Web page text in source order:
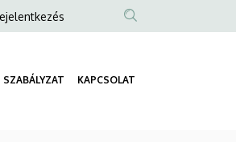
SZABÁLYZAT KAPCSOLAT